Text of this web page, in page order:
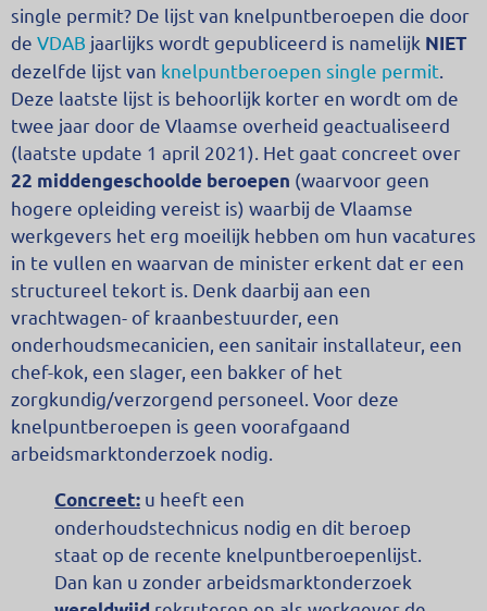
single permit? De lijst van knelpuntberoepen die door
de VDAB jaarlijks wordt gepubliceerd is namelijk NIET
dezelfde lijst van knelpuntberoepen single permit
Deze laatste lijst is behoorlijk korter en wordt om de
twee jaar door de Vlaamse overheid geactualiseerd
(laatste update 1 april 2021). Het gaat concreet over
22 middengeschoolde beroepen (waarvoor geen
hogere opleiding vereist is) waarbij de Vlaamse
werkgevers het erg moeilijk hebben om hun vacatures
in te vullen en waarvan de minister erkent dat er een
structureel tekort is. Denk daarbij aan een
vrachtwagen- of kraanbestuurder, een
onderhoudsmecanicien, een sanitair installateur, een
chef-kok, een slager, een bakker of het
zorgkundig/verzorgend personeel. Voor deze
knelpuntberoepen is geen voorafgaand
arbeidsmarktonderzoek nodig.
Concreet: u heeft een
onderhoudstechnicus nodig en dit beroep
staat op de recente knelpuntberoepenlijst.
Dan kan u zonder arbeidsmarktonderzoek